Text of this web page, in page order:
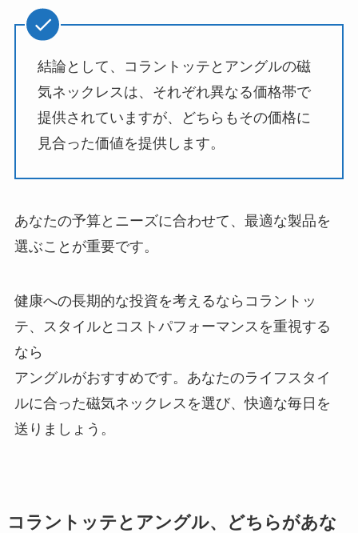
結論として、コラントッテとアングルの磁
気ネックレスは、それぞれ異なる価格帯で
提供されていますが、どちらもその価格に
見合った価値を提供します。
あなたの予算とニーズに合わせて、最適な製品を
選ぶことが重要です。
健康への長期的な投資を考えるならコラントッ
テ、スタイルとコストパフォーマンスを重視する
なら
アングルがおすすめです。あなたのライフスタイ
ルに合った磁気ネックレスを選び、快適な毎日を
送りましょう。
コラントッテとアングル、どちらがあな